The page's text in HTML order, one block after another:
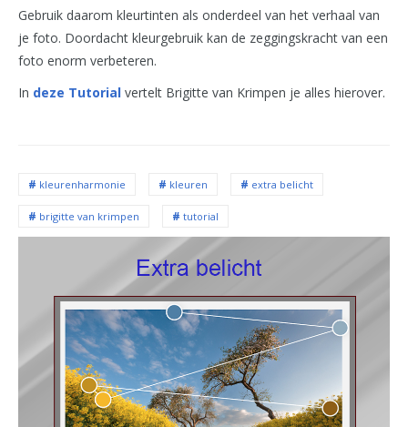
Gebruik daarom kleurtinten als onderdeel van het verhaal van
je foto. Doordacht kleurgebruik kan de zeggingskracht van een
foto enorm verbeteren.
In deze Tutorial vertelt Brigitte van Krimpen je alles hierover.
kleurenharmonie kleuren extra belicht
brigitte van krimpen tutorial